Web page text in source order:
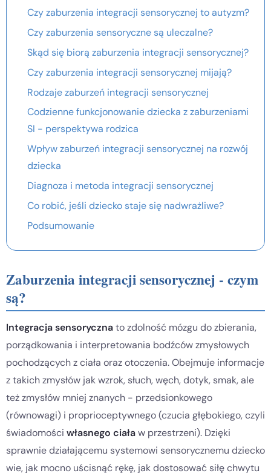
Czy zaburzenia integracji sensorycznej to autyzm?
Czy zaburzenia sensoryczne są uleczalne?
Skąd się biorą zaburzenia integracji sensorycznej?
Czy zaburzenia integracji sensorycznej mijają?
Rodzaje zaburzeń integracji sensorycznej
Codzienne funkcjonowanie dziecka z zaburzeniami
SI - perspektywa rodzica
Wpływ zaburzeń integracji sensorycznej na rozwój
dziecka
Diagnoza i metoda integracji sensorycznej
Co robić, jeśli dziecko staje się nadwrażliwe?
Podsumowanie
Zaburzenia integracji sensorycznej - czym
są?
Integracja sensorycznato zdolność mózgu do zbierania,
porządkowania i interpretowania bodźców zmysłowych
pochodzących z ciała oraz otoczenia. Obejmuje informacje
z takich zmysłów jak wzrok, słuch, węch, dotyk, smak, ale
też zmysłów mniej znanych - przedsionkowego
(równowagi) i proprioceptywnego (czucia głębokiego, czyli
świadomości własnego ciaław przestrzeni). Dzięki
sprawnie działającemu systemowi sensorycznemu dziecko
wie, jak mocno uścisnąć rękę, jak dostosować siłę chwytu